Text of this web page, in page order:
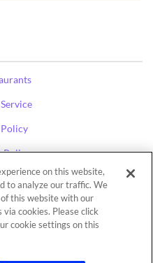
Policy
Search
All Rights Reserved.
on this website,
to analyze our traffic. We
this website with our
cookies. Please click
cookie settings on this